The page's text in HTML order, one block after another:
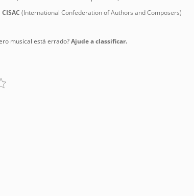
CISAC (International Confederation of Authors and Composers)
musical está errado?Ajude a classificar.